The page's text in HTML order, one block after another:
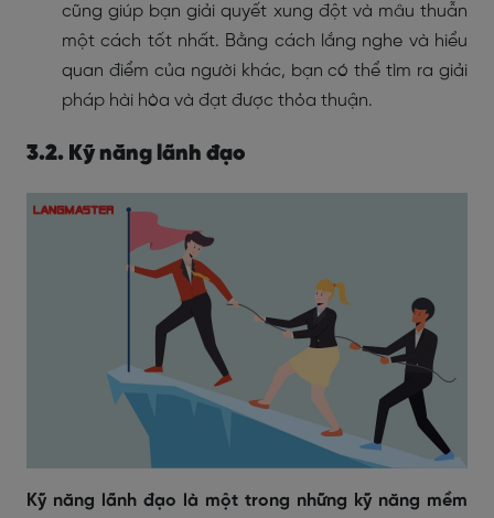
cũng giúp bạn giải quyết xung đột và mâu thuẫn
một cách tốt nhất. Bằng cách lắng nghe và hiểu
quan điểm của người khác, bạn có thể tìm ra giải
pháp hài hòa và đạt được thỏa thuận.
3.2. Kỹ năng lãnh đạo
Kỹ năng lãnh đạo là một trong những kỹ năng mềm